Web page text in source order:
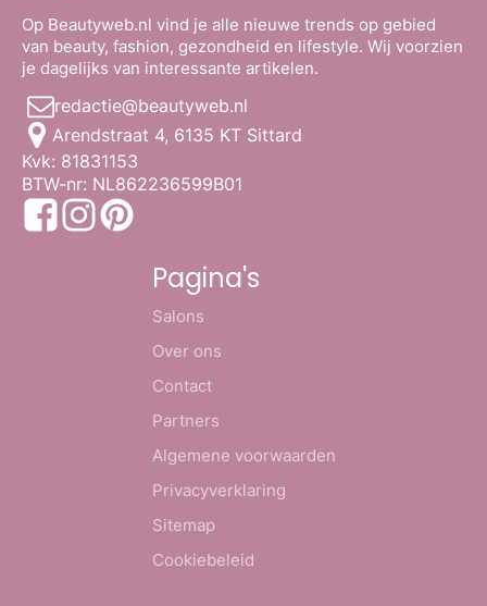
Op Beautyweb.nl vind je alle nieuwe trends op gebied
van beauty, fashion, gezondheid en lifestyle. Wij voorzien
je dagelijks van interessante artikelen.
redactie@beautyweb.nl
Arendstraat 4, 6135 KT Sittard
Kvk: 81831153
BTW-nr: NL862236599B01
Pagina's
Salons
Over ons
Contact
Partners
Algemene voorwaarden
Privacyverklaring
Sitemap
Cookiebeleid